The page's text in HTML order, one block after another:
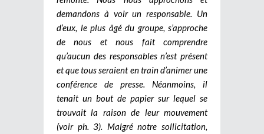
demandons à voir un responsable. Un
d’eux, le plus âgé du groupe, s’approche
de nous et nous fait comprendre
qu’aucun des responsables n’est présent
et que tous seraient en train d’animer une
conférence de presse. Néanmoins, il
tenait un bout de papier sur lequel se
trouvait la raison de leur mouvement
(voir ph. 3). Malgré notre sollicitation,